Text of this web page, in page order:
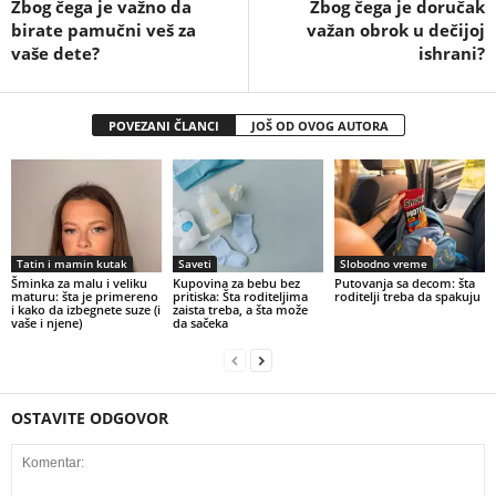
Zbog čega je važno da
birate pamučni veš za
vaše dete?
Zbog čega je doručak
važan obrok u dečijoj
ishrani?
POVEZANI ČLANCI JOŠ OD OVOG AUTORA
Tatin i mamin kutak
Šminka za malu i veliku
maturu: šta je primereno
i kako da izbegnete suze (i
vaše i njene)
Saveti
Kupovina za bebu bez
pritiska: Šta roditeljima
zaista treba, a šta može
da sačeka
Slobodno vreme
Putovanja sa decom: šta
roditelji treba da spakuju
OSTAVITE ODGOVOR